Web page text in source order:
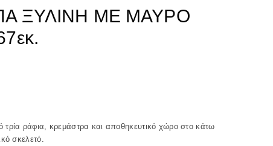
ΞΥΛΙΝΗ ΜΕ ΜΑΥΡΟ
ράφια, κρεμάστρα και αποθηκευτικό χώρο στο κάτω
σκελετό.